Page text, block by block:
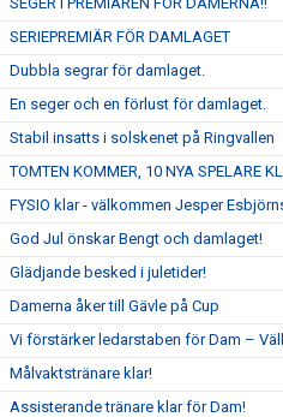
SERIEPREMIÄR FÖR DAMLAGET
Dubbla segrar för damlaget.
En seger och en förlust för damlaget.
Stabil insatts i solskenet på Ringvallen
TOMTEN KOMMER, 10 NYA SPELARE
FYSIO klar - välkommen Jesper
God Jul önskar Bengt och damlaget!
Glädjande besked i juletider!
Damerna åker till Gävle på Cup
Vi förstärker ledarstaben för Dam –
Målvaktstränare klar!
Assisterande tränare klar för Dam!